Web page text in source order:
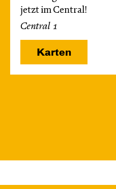
jetzt im Central!
Central 1
Karten